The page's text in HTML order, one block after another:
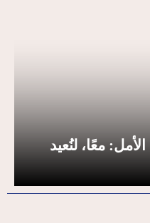
معًا، لنُعيد